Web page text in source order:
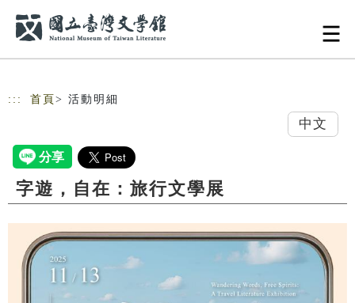
::: 首頁 > 活動明細
中文
字遊，自在：旅行文學展